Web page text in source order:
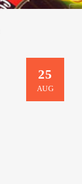
25
AUG